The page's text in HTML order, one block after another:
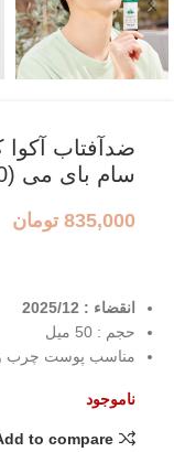
ضدآفتاب
سام بای می (50میل)
835,000 تومان
انقضاء : 2025/12
حجم : 50 میل
مناسب پوست چرب
ناموجود
to compare